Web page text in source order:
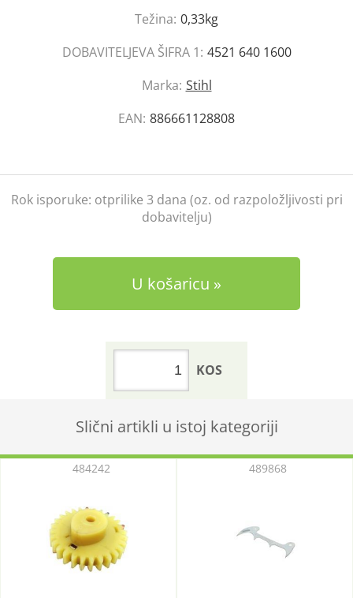
Težina: 0,33kg
DOBAVITELJEVA ŠIFRA 1: 4521 640 1600
Marka: Stihl
EAN: 886661128808
Rok isporuke: otprilike 3 dana (oz. od razpoložljivosti pri
dobavitelju)
U košaricu
KOS
Slični artikli u istoj kategoriji
484242 489868